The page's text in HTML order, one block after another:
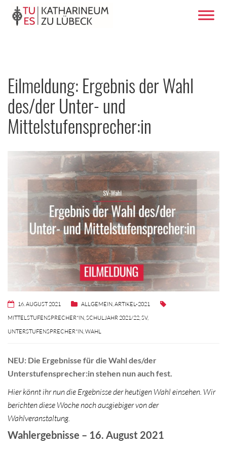
Eilmeldung: Ergebnis der Wahl
des/der Unter- und
Mittelstufensprecher:in
16. AUGUST 2021 ALLGEMEIN,ARTIKEL-2021
MITTELSTUFENSPRECHER*IN,SCHULJAHR 2021/22,SV,
UNTERSTUFENSPRECHER*IN,WAHL
NEU: Die Ergebnisse für die Wahl des/der
Unterstufensprecher:in stehen nun auch fest.
Hier könnt ihr nun die Ergebnisse der heutigen Wahl einsehen. Wir
berichten diese Woche noch ausgiebiger von der
Wahlveranstaltung.
Wahlergebnisse – 16. August 2021